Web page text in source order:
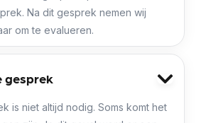
Na dit gesprek nemen wij
om te evalueren.
gesprek
is niet altijd nodig. Soms komt het